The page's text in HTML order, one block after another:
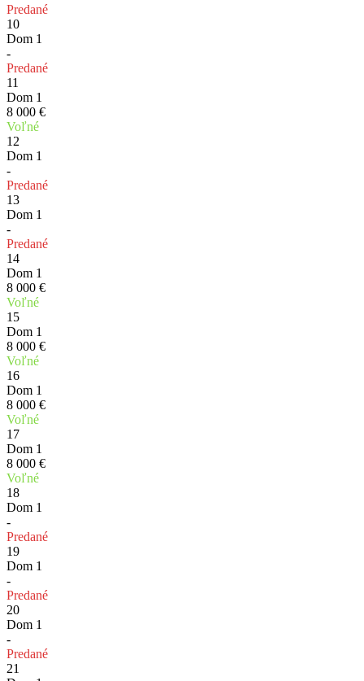
Predané
10
Dom 1
-
Predané
11
Dom 1
8 000 €
Voľné
12
Dom 1
-
Predané
13
Dom 1
-
Predané
14
Dom 1
8 000 €
Voľné
15
Dom 1
8 000 €
Voľné
16
Dom 1
8 000 €
Voľné
17
Dom 1
8 000 €
Voľné
18
Dom 1
-
Predané
19
Dom 1
-
Predané
20
Dom 1
-
Predané
21